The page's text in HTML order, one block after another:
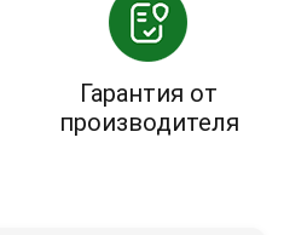
Гарантия от
производителя